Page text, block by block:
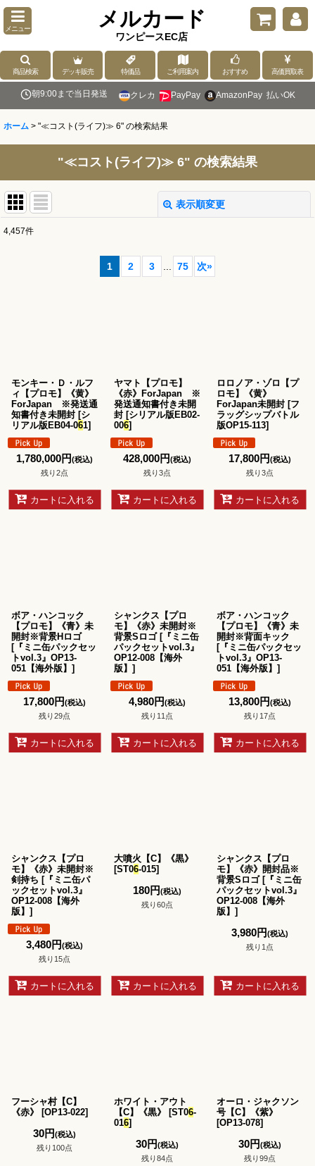
メニュー メルカード
ワンピースEC店
商品検索 デッキ販売 特価品 ご利用案内 おすすめ 高価買取表
朝9:00まで当日発送 クレカ PayPay AmazonPay 払いOK
ホーム > "≪コスト(ライフ)≫ 6" の検索結果
"≪コスト(ライフ)≫ 6" の検索結果
表示順変更
4,457件
1 2 3 75 次»
モンキー・Ｄ・ルフ
ィ【プロモ】《黄》
ForJapan ※発送通
知書付き未開封 [シ
リアル版EB04-061]
1,780,000円(税込)
残り2点
カートに入れる
ヤマト【プロモ】
《赤》ForJapan ※
発送通知書付き未開
封 [シリアル版EB02-
006]
428,000円(税込)
残り3点
カートに入れる
ロロノア・ゾロ【プ
ロモ】《黄》
ForJapan未開封 [フ
ラッグシップバトル
版OP15-113]
17,800円(税込)
残り3点
カートに入れる
ボア・ハンコック
【プロモ】《青》未
開封※背景Hロゴ
[『ミニ缶パックセッ
トvol.3』OP13-
051【海外版】 ]
17,800円(税込)
残り29点
カートに入れる
シャンクス【プロ
モ】《赤》未開封※
背景Sロゴ [『ミニ缶
パックセットvol.3』
OP12-008【海外
版】 ]
4,980円(税込)
残り11点
カートに入れる
ボア・ハンコック
【プロモ】《青》未
開封※背面キック
[『ミニ缶パックセッ
トvol.3』OP13-
051【海外版】 ]
13,800円(税込)
残り17点
カートに入れる
シャンクス【プロ
モ】《赤》未開封※
剣持ち [『ミニ缶パ
ックセットvol.3』
OP12-008【海外
版】 ]
3,480円(税込)
残り15点
カートに入れる
大噴火【C】《黒》
[ST06-015]
180円(税込)
残り60点
カートに入れる
シャンクス【プロ
モ】《赤》開封品※
背景Sロゴ [『ミニ缶
パックセットvol.3』
OP12-008【海外
版】 ]
3,980円(税込)
残り1点
カートに入れる
フーシャ村【C】
《赤》
[OP13-022]
30円(税込)
残り100点
ホワイト・アウト
【C】《黒》
[ST06-
016]
30円(税込)
残り84点
オーロ・ジャクソン
号【C】《紫》
[OP13-078]
30円(税込)
残り99点